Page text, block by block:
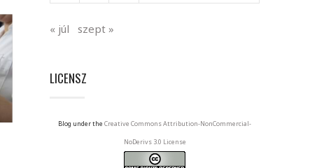
« júl szept »
LICENSZ
Blog under the Creative Commons Attribution-NonCommercial-
NoDerivs 3.0 License